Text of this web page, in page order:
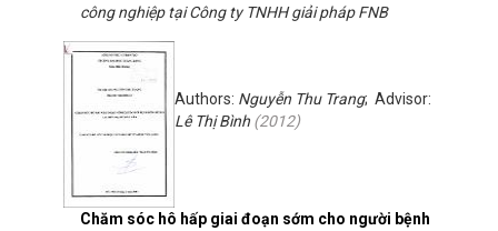
công nghiệp tại Công ty TNHH giải pháp FNB
Chăm sóc hô hấp giai đoạn sớm cho người bệnh
Authors: Nguyễn Thu Trang; Advisor:
Lê Thị Bình (2012)